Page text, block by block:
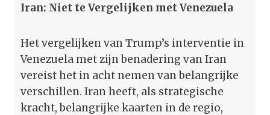
Iran: Niet te Vergelijken met Venezuela
Het vergelijken van Trump’s interventie in
Venezuela met zijn benadering van Iran
vereist het in acht nemen van belangrijke
verschillen. Iran heeft, als strategische
kracht, belangrijke kaarten in de regio,